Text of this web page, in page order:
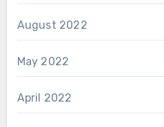
August 2022
May 2022
April 2022